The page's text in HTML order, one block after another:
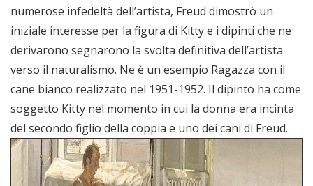
numerose infedeltà dell’artista, Freud dimostrò un
iniziale interesse per la figura di Kitty e i dipinti che ne
derivarono segnarono la svolta definitiva dell’artista
verso il naturalismo. Ne è un esempio Ragazza con il
cane bianco realizzato nel 1951-1952. Il dipinto ha come
soggetto Kitty nel momento in cui la donna era incinta
del secondo figlio della coppia e uno dei cani di Freud.